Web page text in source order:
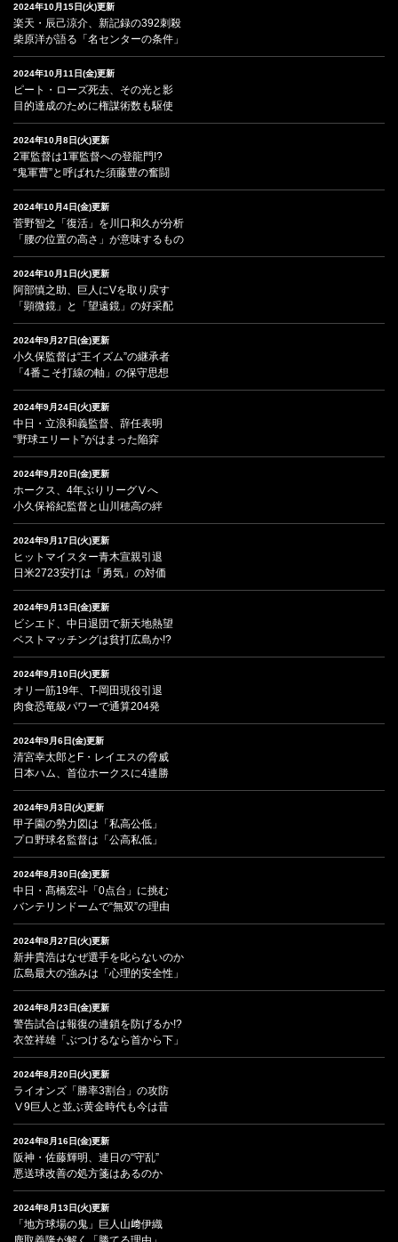
2024年10月15日(火)更新
楽天・辰己涼介、新記録の392刺殺
柴原洋が語る「名センターの条件」
2024年10月11日(金)更新
ピート・ローズ死去、その光と影
目的達成のために権謀術数も駆使
2024年10月8日(火)更新
2軍監督は1軍監督への登龍門!?
“鬼軍曹”と呼ばれた須藤豊の奮闘
2024年10月4日(金)更新
菅野智之「復活」を川口和久が分析
「腰の位置の高さ」が意味するもの
2024年10月1日(火)更新
阿部慎之助、巨人にVを取り戻す
「顕微鏡」と「望遠鏡」の好采配
2024年9月27日(金)更新
小久保監督は“王イズム”の継承者
「4番こそ打線の軸」の保守思想
2024年9月24日(火)更新
中日・立浪和義監督、辞任表明
“野球エリート”がはまった陥穽
2024年9月20日(金)更新
ホークス、4年ぶりリーグⅤへ
小久保裕紀監督と山川穂高の絆
2024年9月17日(火)更新
ヒットマイスター青木宣親引退
日米2723安打は「勇気」の対価
2024年9月13日(金)更新
ビシエド、中日退団で新天地熱望
ベストマッチングは貧打広島か!?
2024年9月10日(火)更新
オリ一筋19年、T-岡田現役引退
肉食恐竜級パワーで通算204発
2024年9月6日(金)更新
清宮幸太郎とF・レイエスの脅威
日本ハム、首位ホークスに4連勝
2024年9月3日(火)更新
甲子園の勢力図は「私高公低」
プロ野球名監督は「公高私低」
2024年8月30日(金)更新
中日・髙橋宏斗「0点台」に挑む
バンテリンドームで“無双”の理由
2024年8月27日(火)更新
新井貴浩はなぜ選手を叱らないのか
広島最大の強みは「心理的安全性」
2024年8月23日(金)更新
警告試合は報復の連鎖を防げるか!?
衣笠祥雄「ぶつけるなら首から下」
2024年8月20日(火)更新
ライオンズ「勝率3割台」の攻防
Ⅴ9巨人と並ぶ黄金時代も今は昔
2024年8月16日(金)更新
阪神・佐藤輝明、連日の“守乱”
悪送球改善の処方箋はあるのか
2024年8月13日(火)更新
「地方球場の鬼」巨人山﨑伊織